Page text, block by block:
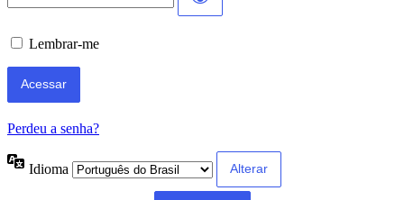
Lembrar-me
Perdeu a senha?
Idioma